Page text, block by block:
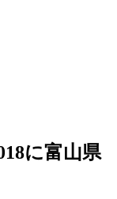
に富山県